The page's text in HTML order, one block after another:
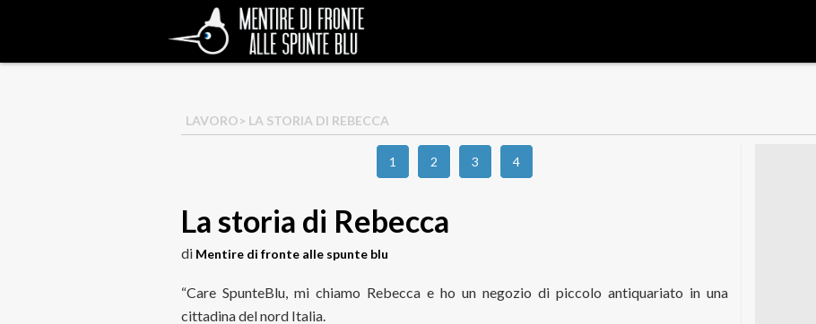
LAVORO> LA STORIA DI REBECCA
1 2 3 4
La storia di Rebecca
di Mentire di fronte alle spunte blu
“Care SpunteBlu, mi chiamo Rebecca e ho un negozio di piccolo antiquariato in una
cittadina del nord Italia.